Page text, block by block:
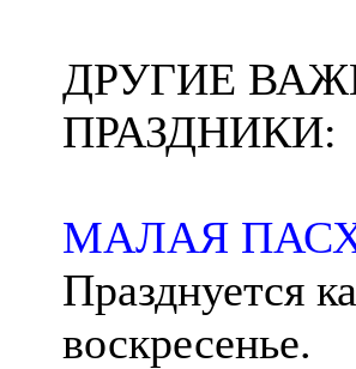
ДРУГИЕ
ПРАЗДНИКИ:
МАЛАЯ
Празднуется
воскресенье.